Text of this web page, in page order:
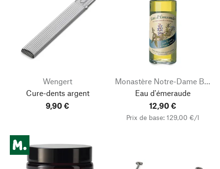
Wengert
Cure-dents argent
9,90 €
Monastère Notre-Dame Bouzy-la-Forêt
Eau d'émeraude
12,90 €
Prix de base: 129,00 €/l